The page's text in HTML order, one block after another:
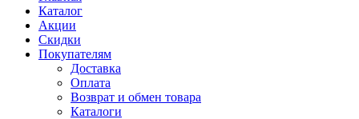
Каталог
Акции
Скидки
Покупателям
Доставка
Оплата
Возврат и обмен товара
Каталоги